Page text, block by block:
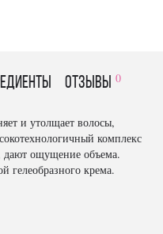
отзывы 0
и утолщает волосы,
комплекс
дают ощущение объема.
гелеобразного крема.